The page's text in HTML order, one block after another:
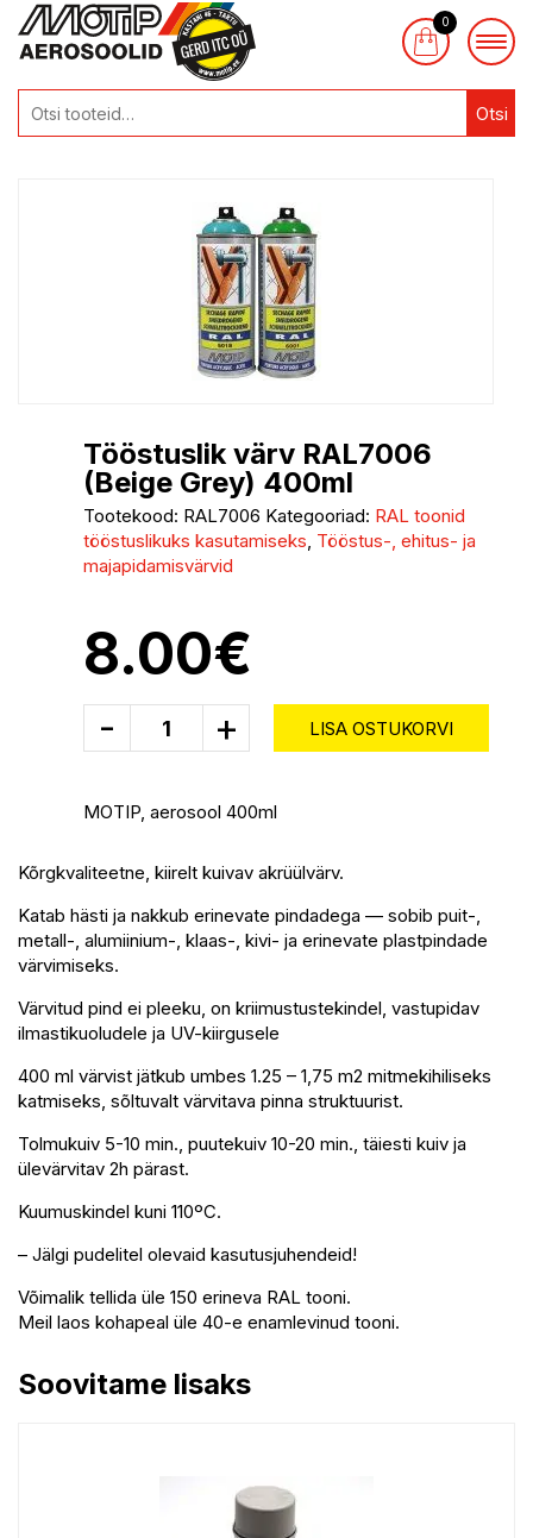
Otsi
0
Tööstuslik värv RAL7006
(Beige Grey) 400ml
Tootekood: RAL7006 Kategooriad: RAL toonid
tööstuslikuks kasutamiseks, Tööstus-, ehitus- ja
majapidamisvärvid
8.00€
- + LISA OSTUKORVI
MOTIP, aerosool 400ml
Kõrgkvaliteetne, kiirelt kuivav akrüülvärv.
Katab hästi ja nakkub erinevate pindadega — sobib puit-,
metall-, alumiinium-, klaas-, kivi- ja erinevate plastpindade
värvimiseks.
Värvitud pind ei pleeku, on kriimustustekindel, vastupidav
ilmastikuoludele ja UV-kiirgusele
400 ml värvist jätkub umbes 1.25 – 1,75 m2 mitmekihiliseks
katmiseks, sõltuvalt värvitava pinna struktuurist.
Tolmukuiv 5-10 min., puutekuiv 10-20 min., täiesti kuiv ja
ülevärvitav 2h pärast.
Kuumuskindel kuni 110ºC.
– Jälgi pudelitel olevaid kasutusjuhendeid!
Võimalik tellida üle 150 erineva RAL tooni.
Meil laos kohapeal üle 40-e enamlevinud tooni.
Soovitame lisaks